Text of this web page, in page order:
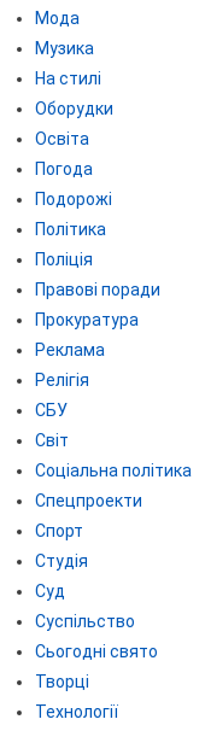
Мода
Музика
На стилі
Оборудки
Освіта
Погода
Подорожі
Політика
Поліція
Правові поради
Прокуратура
Реклама
Релігія
СБУ
Світ
Соціальна політика
Спецпроекти
Спорт
Студія
Суд
Суспільство
Сьогодні свято
Творці
Технології